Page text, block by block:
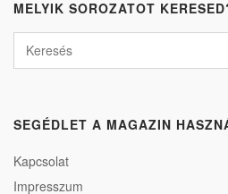
MELYIK SOROZATOT
SEGÉDLET A MAGAZIN
Kapcsolat
Impresszum